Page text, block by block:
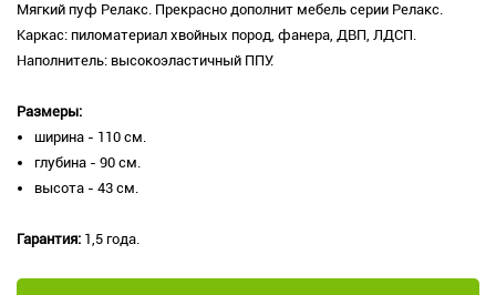
Мягкий пуф Релакс. Прекрасно дополнит мебель серии Релакс.
Каркас: пиломатериал хвойных пород, фанера, ДВП, ЛДСП.
Наполнитель: высокоэластичный ППУ.
Размеры:
ширина - 110 см.
глубина - 90 см.
высота - 43 см.
Гарантия: 1,5 года.